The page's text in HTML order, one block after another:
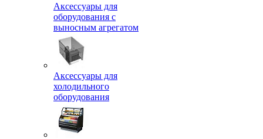
Аксессуары для
оборудования с
выносным агрегатом
Аксессуары для
холодильного
оборудования